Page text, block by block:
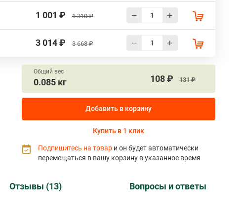
1 001 ₽ 1 310 ₽
3 014 ₽ 3 668 ₽
Общий вес
0.085 кг 108 ₽ 131 ₽
Добавить в корзину
Купить в 1 клик
Подпишитесь на товар и он будет автоматически
перемещаться в вашу корзину в указанное время
Отзывы (13) Вопросы и ответы